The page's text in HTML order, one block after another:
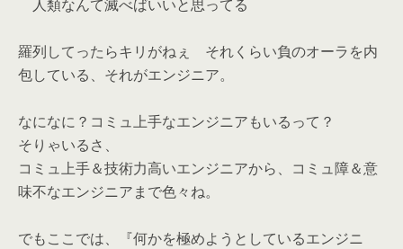
人類なんて滅べばいいと思ってる
羅列してったらキリがねぇ それくらい負のオーラを内
包している、それがエンジニア。
なになに？コミュ上手なエンジニアもいるって？
そりゃいるさ、
コミュ上手＆技術力高いエンジニアから、コミュ障＆意
味不なエンジニアまで色々ね。
でもここでは、『何かを極めようとしているエンジニ